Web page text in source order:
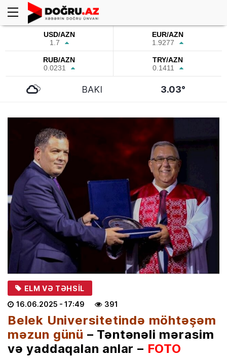
USD/AZN
1.7
EUR/AZN
1.9277
RUB/AZN
0.0231
TRY/AZN
0.1411
BAKI 3.03°
ELM VƏ TƏHSIL
16.06.2025 - 17:49 391
Belek Universitetində möhtəşəm
məzun günü – Təntənəli mərasim
və yaddaqalan anlar – FOTO